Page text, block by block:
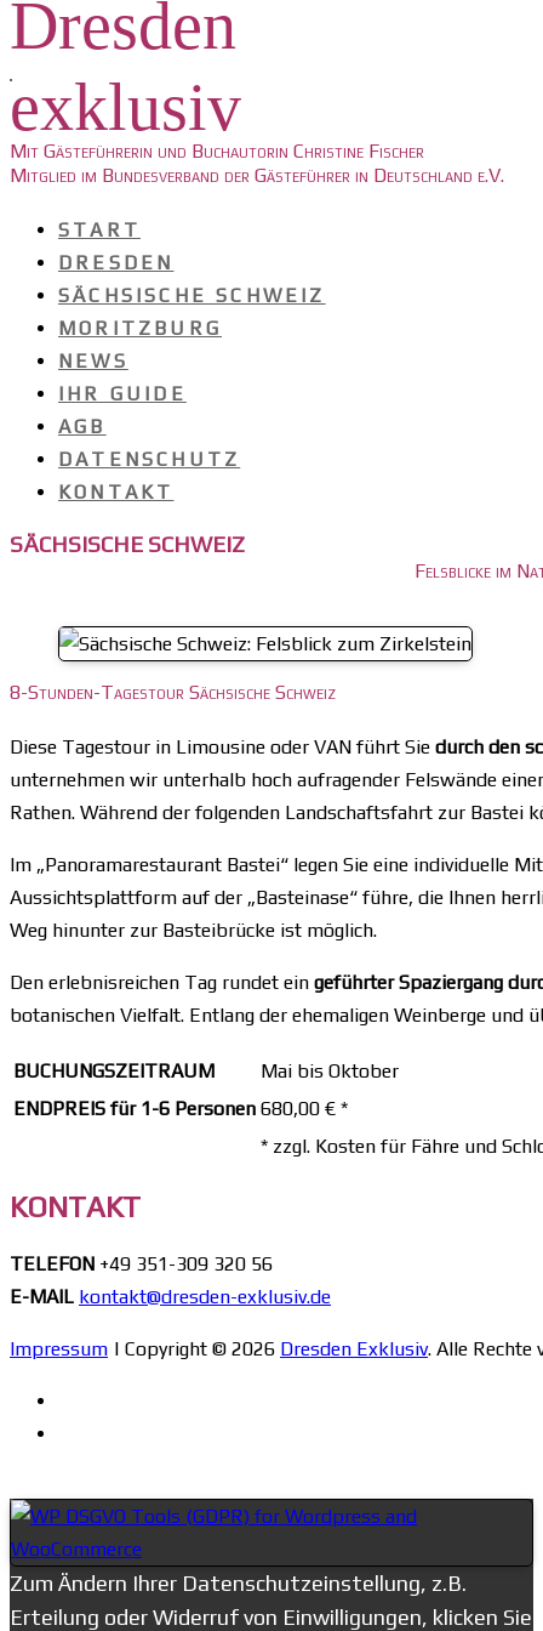
Dresden
exklusiv
Mit Gästeführerin und Buchautorin Christine Fischer
Mitglied im Bundesverband der Gästeführer in Deutschland e.V.
START
DRESDEN
SÄCHSISCHE SCHWEIZ
MORITZBURG
NEWS
IHR GUIDE
AGB
DATENSCHUTZ
KONTAKT
SÄCHSISCHE SCHWEIZ
Felsblicke im
8-Stunden-Tagestour Sächsische Schweiz
Diese Tagestour in Limousine oder VAN führt Sie durch den
unternehmen wir unterhalb hoch aufragender Felswände
Rathen. Während der folgenden Landschaftsfahrt zur Bastei
Im „Panoramarestaurant Bastei“ legen Sie eine individuelle
Aussichtsplattform auf der „Basteinase“ führe, die Ihnen
Weg hinunter zur Basteibrücke ist möglich.
Den erlebnisreichen Tag rundet ein geführter Spaziergang
botanischen Vielfalt. Entlang der ehemaligen Weinberge und
BUCHUNGSZEITRAUM
Mai bis Oktober
ENDPREIS für 1-6 Personen 680,00 € *
* zzgl. Kosten für Fähre und
KONTAKT
TELEFON +49 351-309 320 56
E-MAIL kontakt@dresden-exklusiv.de
Impressum | Copyright © 2026 Dresden Exklusiv. Alle
Zum Ändern Ihrer Datenschutzeinstellung, z.B.
Erteilung oder Widerruf von Einwilligungen, klicken Sie